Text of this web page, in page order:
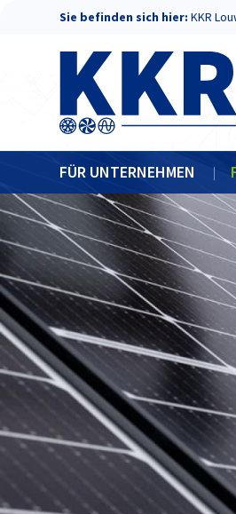
Sie befinden sich hier: KKR
FÜR UNTERNEHMEN
KLIMATECHNIK
KÄLTETECHNIK
ELEKTROTECHNIK
REGELTECHNIK
LÜFTUNGSTECHNIK
PHOTOVOLTAIK-
WARTUNG